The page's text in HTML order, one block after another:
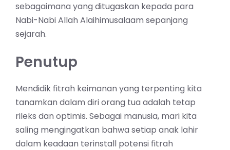
sebagaimana yang ditugaskan kepada para
Nabi-Nabi Allah Alaihimusalaam sepanjang
sejarah.
Penutup
Mendidik fitrah keimanan yang terpenting kita
tanamkan dalam diri orang tua adalah tetap
rileks dan optimis. Sebagai manusia, mari kita
saling mengingatkan bahwa setiap anak lahir
dalam keadaan terinstall potensi fitrah